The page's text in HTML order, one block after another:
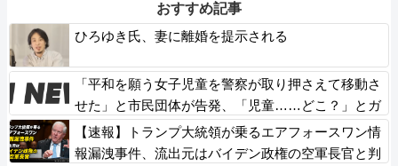
おすすめ記事
ひろゆき氏、妻に離婚を提示される
「平和を願う女子児童を警察が取り押さえて移動さ
せた」と市民団体が告発、「児童……どこ？」とガ
チで困惑する人が続出
【速報】トランプ大統領が乗るエアフォースワン情
報漏洩事件、流出元はバイデン政権の空軍長官と判